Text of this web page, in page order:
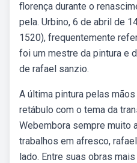
florença durante o
pela. Urbino, 6 de abril de
1520), frequentemente
foi um mestre da pintura e
de rafael sanzio.
A última pintura pelas
retábulo com o tema da
Webembora sempre muito
trabalhos em afresco,
lado. Entre suas obras